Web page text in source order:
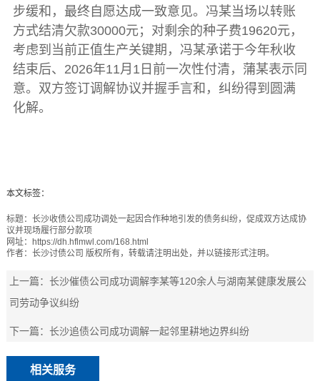
步缓和，最终自愿达成一致意见。冯某当场以转账
方式结清欠款30000元；对剩余的种子费19620元，
考虑到当前正值生产关键期，冯某承诺于今年秋收
结束后、2026年11月1日前一次性付清，蒲某表示同
意。双方签订调解协议并握手言和，纠纷得到圆满
化解。
本文标签：
标题： 长沙收债公司成功调处一起因合作种地引发的债务纠纷，促成双方达成协
议并现场履行部分款项
网址： https://dh.hflmwl.com/168.html
作者： 长沙讨债公司 版权所有，转载请注明出处，并以链接形式注明。
上一篇：长沙催债公司成功调解李某等120余人与湖南某健康发展公
司劳动争议纠纷
下一篇：长沙追债公司成功调解一起邻里耕地边界纠纷
相关服务